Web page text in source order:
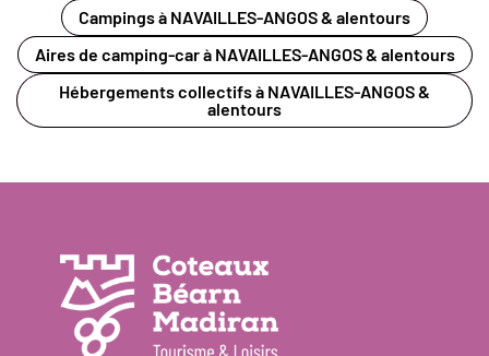
Campings à NAVAILLES-ANGOS & alentours
Aires de camping-car à NAVAILLES-ANGOS & alentours
Hébergements collectifs à NAVAILLES-ANGOS &
alentours